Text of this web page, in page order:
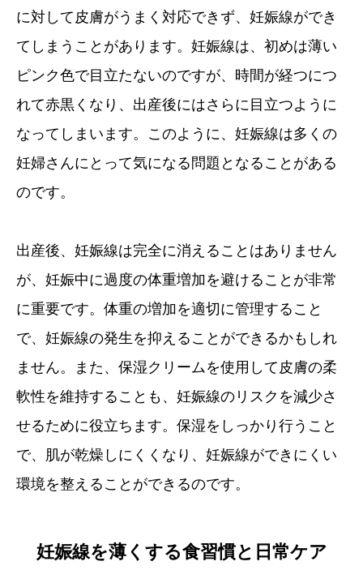
に対して皮膚がうまく対応できず、妊娠線ができ
てしまうことがあります。妊娠線は、初めは薄い
ピンク色で目立たないのですが、時間が経つにつ
れて赤黒くなり、出産後にはさらに目立つように
なってしまいます。このように、妊娠線は多くの
妊婦さんにとって気になる問題となることがある
のです。
出産後、妊娠線は完全に消えることはありません
が、妊娠中に過度の体重増加を避けることが非常
に重要です。体重の増加を適切に管理すること
で、妊娠線の発生を抑えることができるかもしれ
ません。また、保湿クリームを使用して皮膚の柔
軟性を維持することも、妊娠線のリスクを減少さ
せるために役立ちます。保湿をしっかり行うこと
で、肌が乾燥しにくくなり、妊娠線ができにくい
環境を整えることができるのです。
妊娠線を薄くする食習慣と日常ケア